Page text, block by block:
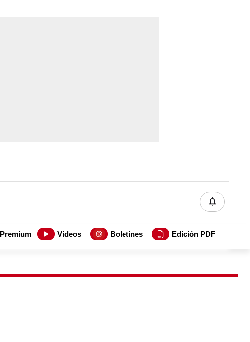
Premium Videos Boletines Edición PDF